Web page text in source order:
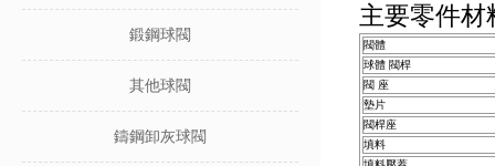
鍛鋼球閥
其他球閥
鑄鋼卸灰球閥
主要零件材
閥體
球體 閥桿
閥 座
墊片
閥桿座
填料